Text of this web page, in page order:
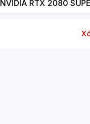
NVIDIA RTX 2080